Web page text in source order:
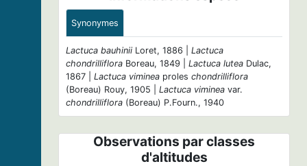
Synonymes
Lactuca bauhinii Loret, 1886 | Lactuca
chondrilliflora Boreau, 1849 | Lactuca lutea Dulac,
1867 | Lactuca viminea proles chondrilliflora
(Boreau) Rouy, 1905 | Lactuca viminea var.
chondrilliflora (Boreau) P.Fourn., 1940
Observations par classes
d'altitudes